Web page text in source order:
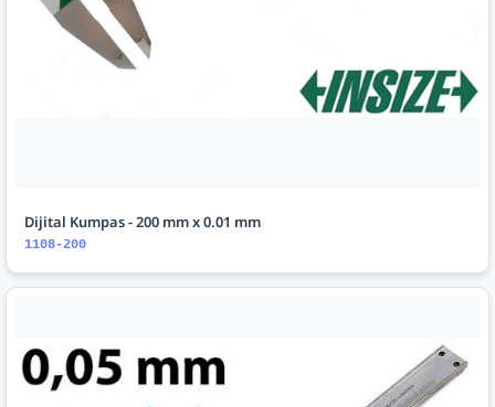
Dijital Kumpas - 200 mm x 0.01 mm
1108-200